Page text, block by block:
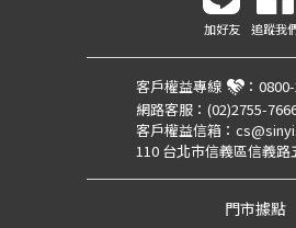
加好友 追蹤我
客戶權益專線 ：
網路客服： (02)2755-
客戶權益信箱：
110 台北市信義區信義路
門市據點